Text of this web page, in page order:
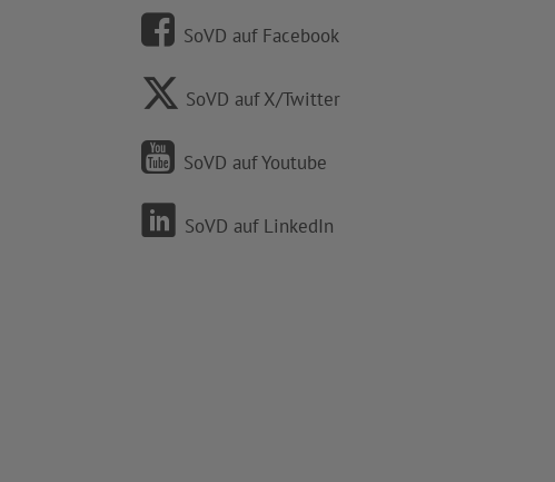
SoVD auf Facebook
SoVD auf X/Twitter
SoVD auf Youtube
SoVD auf LinkedIn